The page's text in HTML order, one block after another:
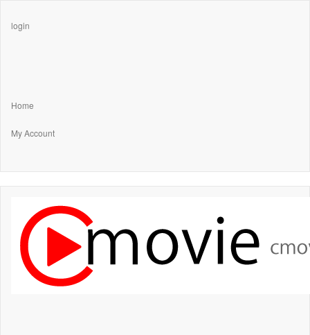
login
Home
My Account